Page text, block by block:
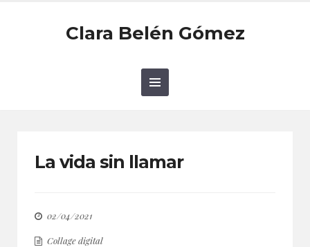
Clara Belén Gómez
La vida sin llamar
02/04/2021
Collage digital